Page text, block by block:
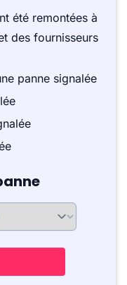
été remontées à
des fournisseurs
panne signalée